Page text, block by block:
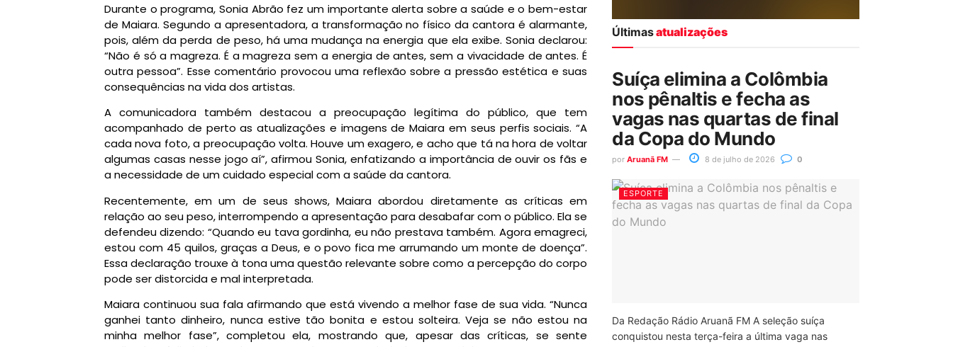
Durante o programa, Sonia Abrão fez um importante alerta sobre a saúde e o bem-estar
de Maiara. Segundo a apresentadora, a transformação no físico da cantora é alarmante,
pois, além da perda de peso, há uma mudança na energia que ela exibe. Sonia declarou:
“Não é só a magreza. É a magreza sem a energia de antes, sem a vivacidade de antes. É
outra pessoa”. Esse comentário provocou uma reflexão sobre a pressão estética e suas
consequências na vida dos artistas.
A comunicadora também destacou a preocupação legítima do público, que tem
acompanhado de perto as atualizações e imagens de Maiara em seus perfis sociais. “A
cada nova foto, a preocupação volta. Houve um exagero, e acho que tá na hora de voltar
algumas casas nesse jogo aí”, afirmou Sonia, enfatizando a importância de ouvir os fãs e
a necessidade de um cuidado especial com a saúde da cantora.
Recentemente, em um de seus shows, Maiara abordou diretamente as críticas em
relação ao seu peso, interrompendo a apresentação para desabafar com o público. Ela se
defendeu dizendo: “Quando eu tava gordinha, eu não prestava também. Agora emagreci,
estou com 45 quilos, graças a Deus, e o povo fica me arrumando um monte de doença”.
Essa declaração trouxe à tona uma questão relevante sobre como a percepção do corpo
pode ser distorcida e mal interpretada.
Maiara continuou sua fala afirmando que está vivendo a melhor fase de sua vida. “Nunca
ganhei tanto dinheiro, nunca estive tão bonita e estou solteira. Veja se não estou na
minha melhor fase”, completou ela, mostrando que, apesar das críticas, se sente
Últimasatualizações
Suíça elimina a Colômbia
nos pênaltis e fecha as
vagas nas quartas de final
da Copa do Mundo
por Aruanã FM 8 de julho de 2026 0
ESPORTE
Da Redação Rádio Aruanã FM A seleção suíça
conquistou nesta terça-feira a última vaga nas